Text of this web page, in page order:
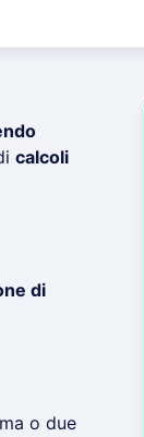
calcoli
di
o due